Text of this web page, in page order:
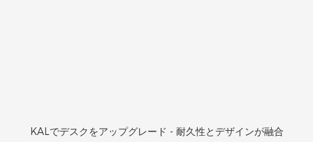
KALでデスクをアップグレード - 耐久性とデザインが融合